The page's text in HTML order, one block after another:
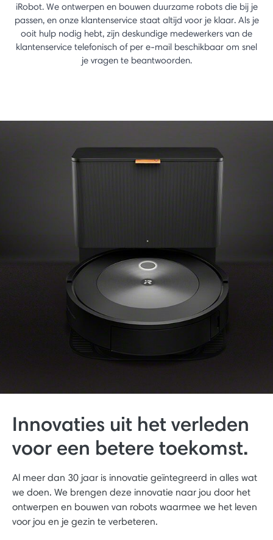
iRobot. We ontwerpen en bouwen duurzame robots die bij je
passen, en onze klantenservice staat altijd voor je klaar. Als je
ooit hulp nodig hebt, zijn deskundige medewerkers van de
klantenservice telefonisch of per e-mail beschikbaar om snel
je vragen te beantwoorden.
Innovaties uit het verleden
voor een betere toekomst.
Al meer dan 30 jaar is innovatie geïntegreerd in alles wat
we doen. We brengen deze innovatie naar jou door het
ontwerpen en bouwen van robots waarmee we het leven
voor jou en je gezin te verbeteren.